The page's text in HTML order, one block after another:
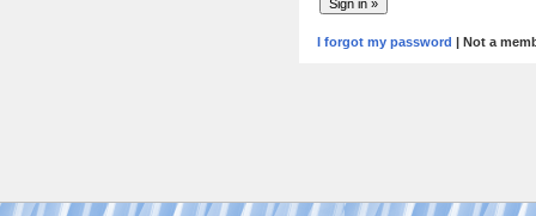
I forgot my password | Not a